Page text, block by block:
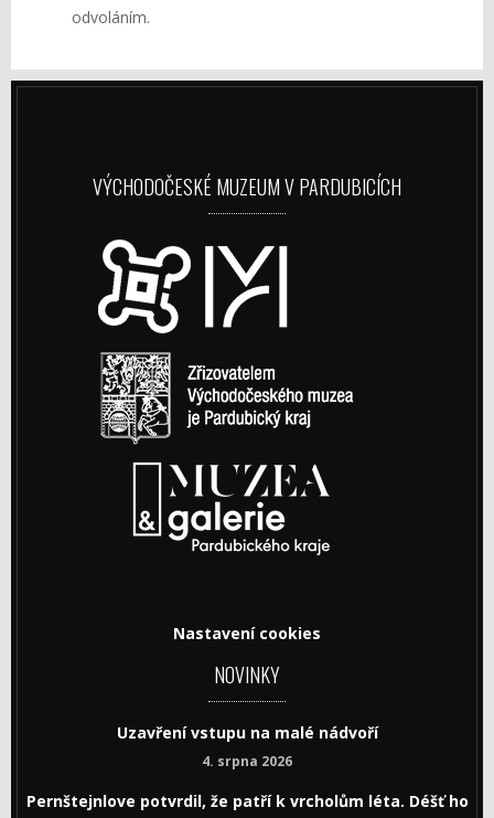
odvoláním.
VÝCHODOČESKÉ MUZEUM V PARDUBICÍCH
Nastavení cookies
NOVINKY
Uzavření vstupu na malé nádvoří
4. srpna 2026
Pernštejnlove potvrdil, že patří k vrcholům léta. Déšť ho